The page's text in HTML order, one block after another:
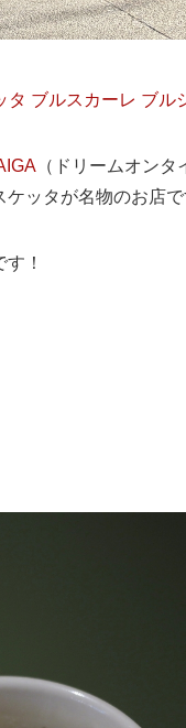
ブルスカーレ ブル
（ドリームオン
ッタが名物のお店で
！